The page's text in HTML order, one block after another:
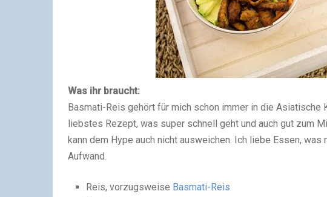
Was ihr braucht:
Basmati-Reis gehört für mich schon immer in die Asiatische
liebstes Rezept, was super schnell geht und auch gut zum
kann dem Hype auch nicht ausweichen. Ich liebe Essen,
Aufwand.
Reis, vorzugsweise Basmati-Reis